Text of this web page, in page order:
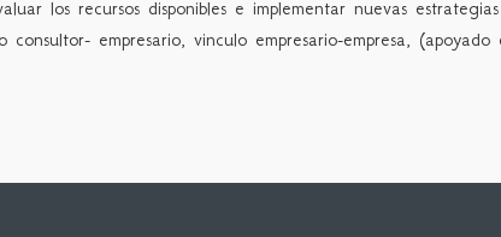
los recursos disponibles e implementar nuevas
empresario, vinculo empresario-empresa, (apoyado